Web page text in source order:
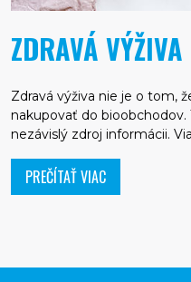
ZDRAVÁ VÝŽIVA
Zdravá výživa nie je o tom,
nakupovať do bioobchodov.
nezávislý zdroj informácii.
PREČÍTAŤ VIAC